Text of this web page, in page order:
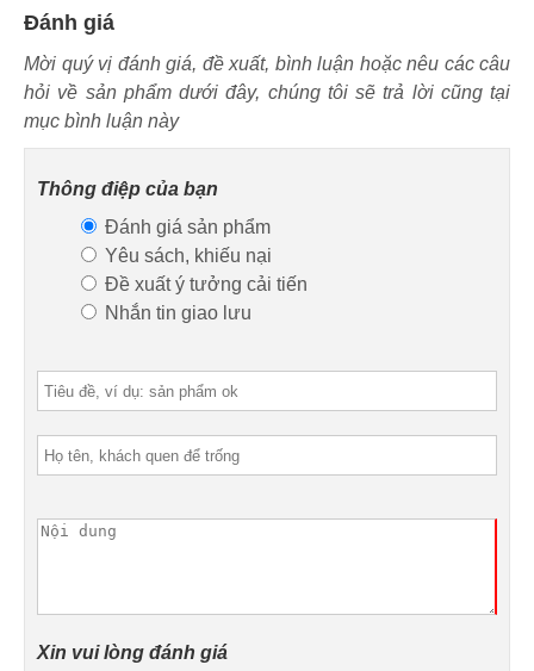
Đánh giá
Mời quý vị đánh giá, đề xuất, bình luận hoặc nêu các câu
hỏi về sản phẩm dưới đây, chúng tôi sẽ trả lời cũng tại
mục bình luận này
Thông điệp của bạn
Đánh giá sản phẩm
Yêu sách, khiếu nại
Đề xuất ý tưởng cải tiến
Nhắn tin giao lưu
Xin vui lòng đánh giá